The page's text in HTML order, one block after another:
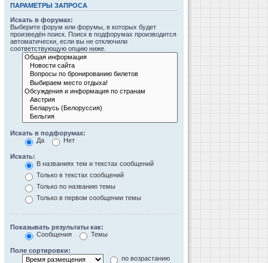
ПАРАМЕТРЫ ЗАПРОСА
Искать в форумах:
Выберите форум или форумы, в которых будет
произведён поиск. Поиск в подфорумах производится
автоматически, если вы не отключили
соответствующую опцию ниже.
Искать в подфорумах:
Да
Нет
Искать:
В названиях тем и текстах сообщений
Только в текстах сообщений
Только по названию темы
Только в первом сообщении темы
Показывать результаты как:
Сообщения
Темы
Поле сортировки:
по возрастанию